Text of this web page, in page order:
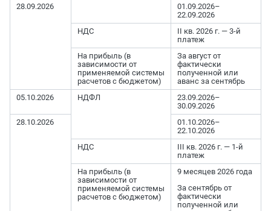
28.09.2026
01.09.2026–
22.09.2026
НДС
II кв. 2026 г. — 3-й
платеж
На прибыль (в
зависимости от
применяемой системы
расчетов с бюджетом)
За август от
фактически
полученной или
аванс за сентябрь
05.10.2026
НДФЛ
23.09.2026–
30.09.2026
28.10.2026
01.10.2026–
22.10.2026
НДС
III кв. 2026 г. — 1-й
платеж
На прибыль (в
зависимости от
применяемой системы
расчетов с бюджетом)
9 месяцев 2026 года
За сентябрь от
фактически
полученной или